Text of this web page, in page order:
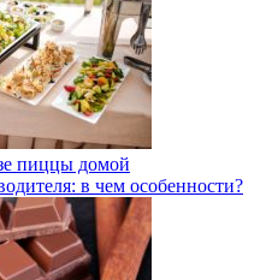
пиццы домой
в чем особенности?